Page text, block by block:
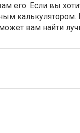
его. Если вы
калькулятором.
вам найти